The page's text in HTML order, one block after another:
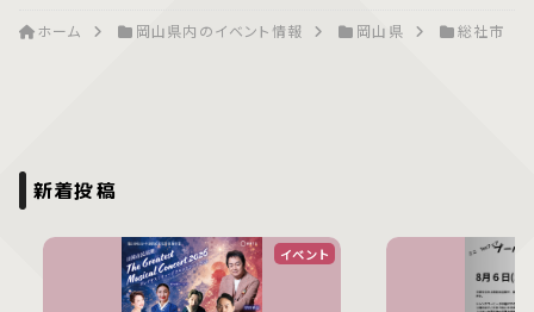
ホーム 岡山県内のイベント情報 岡山県 総社市
新着投稿
イベント